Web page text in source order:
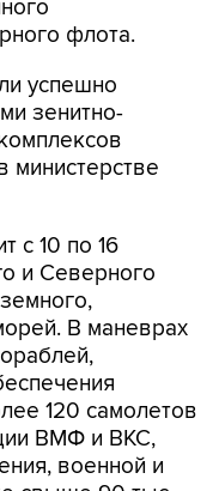
успешно
10 по 16
В маневрах
120 самолетов
ВМФ и ВКС,
военной и
свыше 90 тыс.